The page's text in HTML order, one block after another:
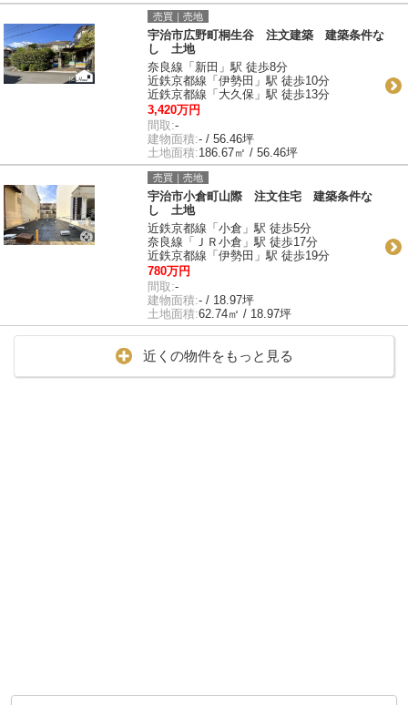
売買｜売地
宇治市広野町桐生谷 注文建築 建築条件な
し 土地
奈良線「新田」駅 徒歩8分
近鉄京都線「伊勢田」駅 徒歩10分
近鉄京都線「大久保」駅 徒歩13分
3,420万円
間取:-
建物面積:- / 56.46坪
土地面積:186.67㎡ / 56.46坪
売買｜売地
宇治市小倉町山際 注文住宅 建築条件な
し 土地
近鉄京都線「小倉」駅 徒歩5分
奈良線「ＪＲ小倉」駅 徒歩17分
近鉄京都線「伊勢田」駅 徒歩19分
780万円
間取:-
建物面積:- / 18.97坪
土地面積:62.74㎡ / 18.97坪
近くの物件をもっと見る